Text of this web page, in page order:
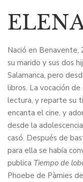
Nació en Benavente,
su marido y sus dos
Salamanca, pero
libros. La vocación
lectura, y reparte su
encanta el cine, y
desde la
casó. Después de
para ella se había
publica Tiempo de
Phoebe de Pàmies